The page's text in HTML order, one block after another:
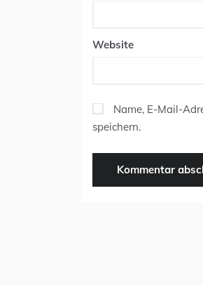
Website
Name, E-Mail-
speichern.